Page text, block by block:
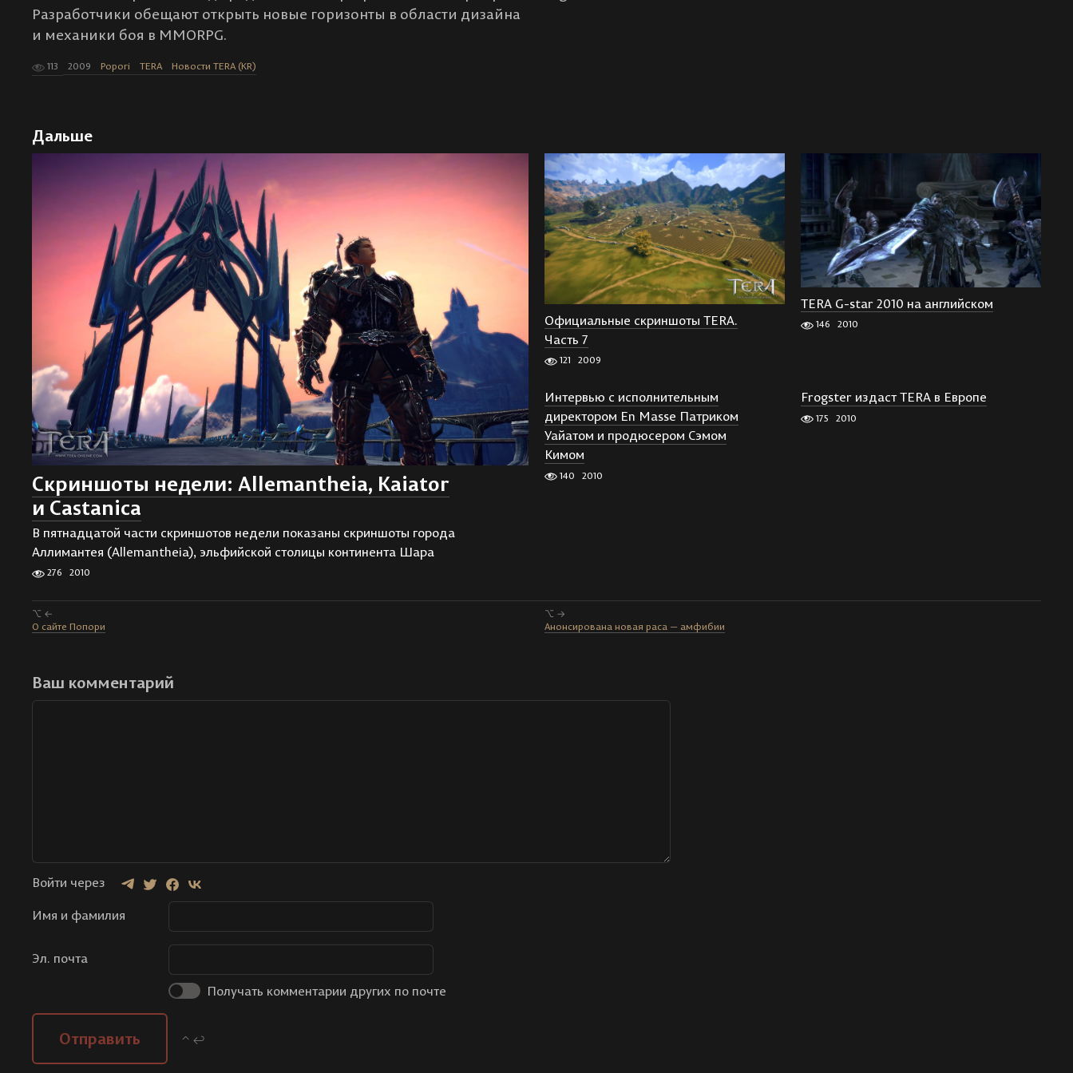
Разработчики обещают открыть новые горизонты в области дизайна
и механики боя в MMORPG.
113 2009 Popori TERA Новости TERA (KR)
Дальше
Скриншоты недели: Allemantheia, Kaiator
и Castanica
В пятнадцатой части скриншотов недели показаны скриншоты города
Аллимантея (Allemantheia), эльфийской столицы континента Шара
276 2010
Официальные скриншоты TERA.
Часть 7
121 2009
TERA G-star 2010 на английском
146 2010
Интервью с исполнительным
директором En Masse Патриком
Уайатом и продюсером Сэмом
Кимом
140 2010
Frogster издаст TERA в Европе
175 2010
⌥ ←
О сайте Попори
⌥ →
Анонсирована новая раса — амфибии
Ваш комментарий
Войти через
Имя и фамилия
Эл. почта
Получать комментарии других по почте
Отправить ⌃ ↩